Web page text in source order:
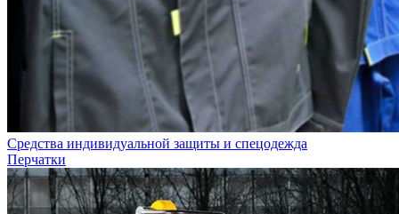
Средства индивидуальной защиты и спецодежда
Перчатки